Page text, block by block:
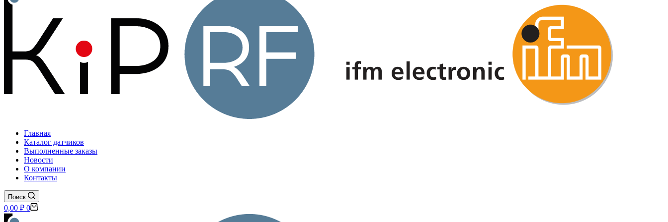
Главная
Каталог датчиков
Выполненные заказы
Новости
О компании
Контакты
Поиск
Корзина
0,00 ₽ 0